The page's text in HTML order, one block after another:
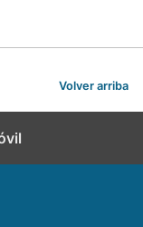
Volver arriba